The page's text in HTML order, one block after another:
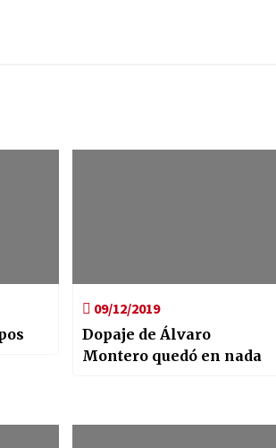
09/12/2019
Dopaje de Álvaro
Montero quedó en nada